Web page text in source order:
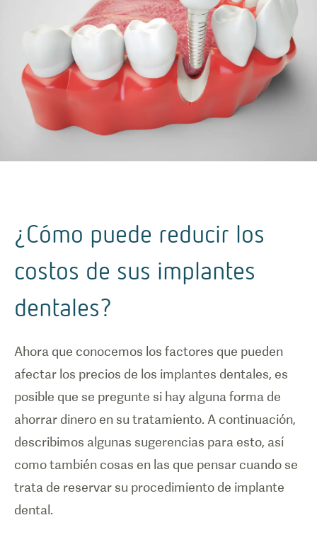
¿Cómo puede reducir los
costos de sus implantes
dentales?
Ahora que conocemos los factores que pueden
afectar los precios de los implantes dentales, es
posible que se pregunte si hay alguna forma de
ahorrar dinero en su tratamiento. A continuación,
describimos algunas sugerencias para esto, así
como también cosas en las que pensar cuando se
trata de reservar su procedimiento de implante
dental.